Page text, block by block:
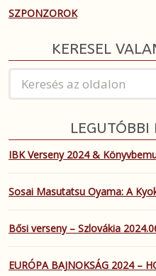
SZPONZOROK
KERESEL
LEGUTÓBBI
IBK Verseny 2024 &
Sosai Masutatsu Oyama: A
Bősi verseny – Szlovákia
EURÓPA BAJNOKSÁG 2024 –